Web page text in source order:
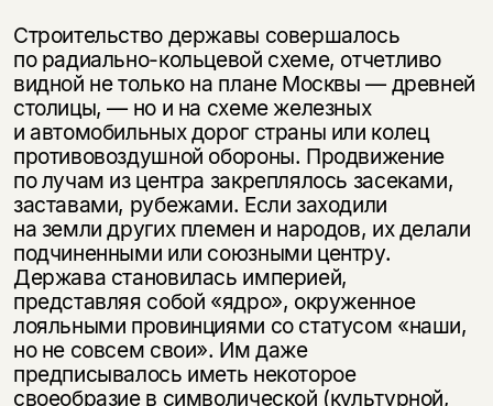
Строительство державы совершалось
по радиально-кольцевой схеме, отчетливо
видной не только на плане Москвы — древней
столицы, — но и на схеме железных
и автомобильных дорог страны или колец
противовоздушной обороны. Продвижение
по лучам из центра закреплялось засеками,
заставами, рубежами. Если заходили
на земли других племен и народов, их делали
подчиненными или союзными центру.
Держава становилась империей,
представляя собой «ядро», окруженное
лояльными провинциями со статусом «наши,
но не совсем свои». Им даже
предписывалось иметь некоторое
своеобразие в символической (культурной,